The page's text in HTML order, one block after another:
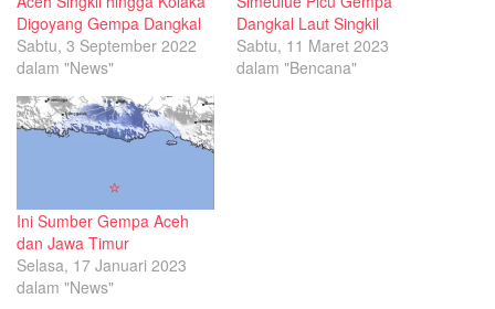
Digoyang Gempa Dangkal
Sabtu, 3 September 2022
dalam "News"
Dangkal Laut Singkil
Sabtu, 11 Maret 2023
dalam "Bencana"
Ini Sumber Gempa Aceh
dan Jawa Timur
Selasa, 17 Januari 2023
dalam "News"